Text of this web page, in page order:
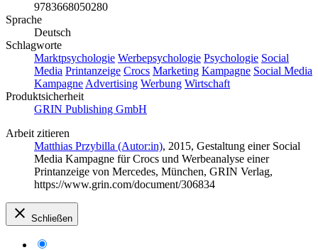
9783668050280
Sprache
Deutsch
Schlagworte
Marktpsychologie Werbepsychologie Psychologie Social
Media Printanzeige Crocs Marketing Kampagne Social Media
Kampagne Advertising Werbung Wirtschaft
Produktsicherheit
GRIN Publishing GmbH
Arbeit zitieren
Matthias Przybilla (Autor:in), 2015, Gestaltung einer Social
Media Kampagne für Crocs und Werbeanalyse einer
Printanzeige von Mercedes, München, GRIN Verlag,
https://www.grin.com/document/306834
Schließen